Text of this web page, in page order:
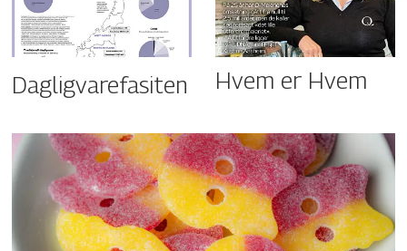
Dagligvarefasiten Hvem er Hvem